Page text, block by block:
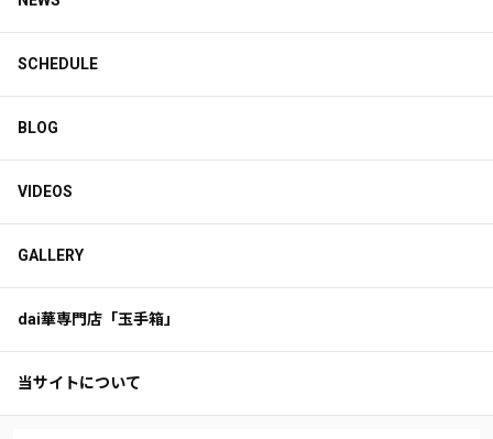
SCHEDULE
BLOG
VIDEOS
GALLERY
dai華専門店「玉手箱」
当サイトについて